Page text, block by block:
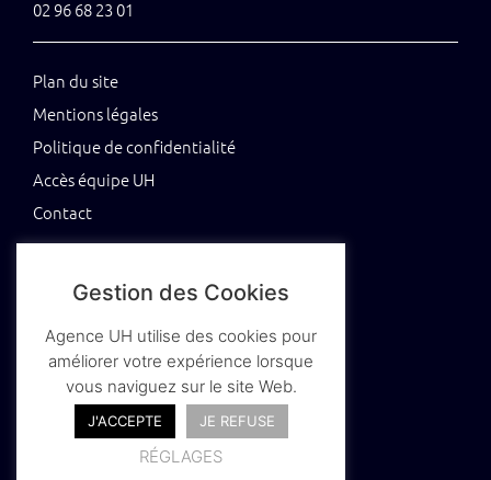
Plan du site
Mentions légales
Politique de confidentialité
Accès équipe UH
Contact
Tenez-vous au jus grâce à notre newsletter
02 96 68 23 01
Gestion des Cookies
Agence UH utilise des cookies pour
améliorer votre expérience lorsque
vous naviguez sur le site Web.
J'ACCEPTE JE REFUSE
RÉGLAGES